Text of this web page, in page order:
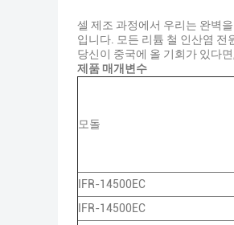
셀 제조 과정에서 우리는 완벽
입니다. 모든 리튬 철 인산염 전
당신이 중국에 올 기회가 있다
제품 매개변수
모돌
IFR-14500EC
IFR-14500EC